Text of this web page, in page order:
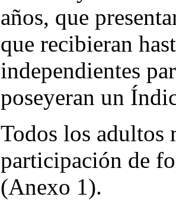
años, que
que recibieran
independientes
poseyeran un
Todos los adultos
participación de
(Anexo 1).